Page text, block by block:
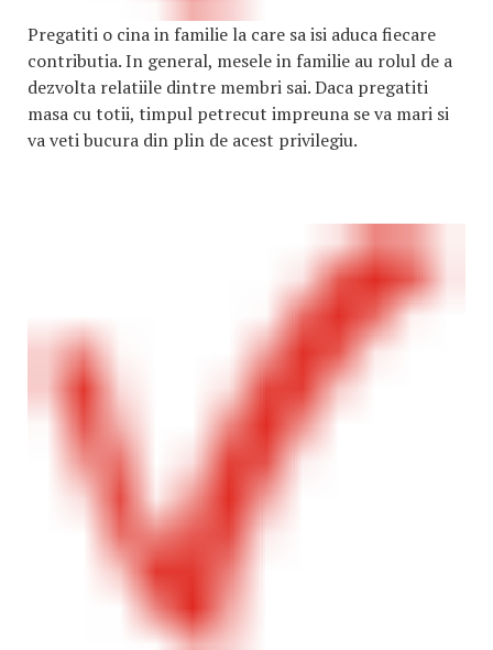
Pregatiti o cina in familie la care sa isi aduca fiecare
contributia. In general, mesele in familie au rolul de a
dezvolta relatiile dintre membri sai. Daca pregatiti
masa cu totii, timpul petrecut impreuna se va mari si
va veti bucura din plin de acest privilegiu.